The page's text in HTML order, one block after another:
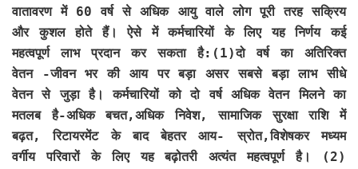
वातावरण में 60 वर्ष से अधिक आयु वाले लोग पूरी तरह सक्रिय
और कुशल होते हैं। ऐसे में कर्मचारियों के लिए यह निर्णय कई
महत्वपूर्ण लाभ प्रदान कर सकता है:(1)दो वर्ष का अतिरिक्त
वेतन -जीवन भर की आय पर बड़ा असर सबसे बड़ा लाभ सीधे
वेतन से जुड़ा है। कर्मचारियों को दो वर्ष अधिक वेतन मिलने का
मतलब है-अधिक बचत,अधिक निवेश, सामाजिक सुरक्षा राशि में
बढ़त, रिटायरमेंट के बाद बेहतर आय- स्रोत,विशेषकर मध्यम
वर्गीय परिवारों के लिए यह बढ़ोतरी अत्यंत महत्वपूर्ण है। (2)